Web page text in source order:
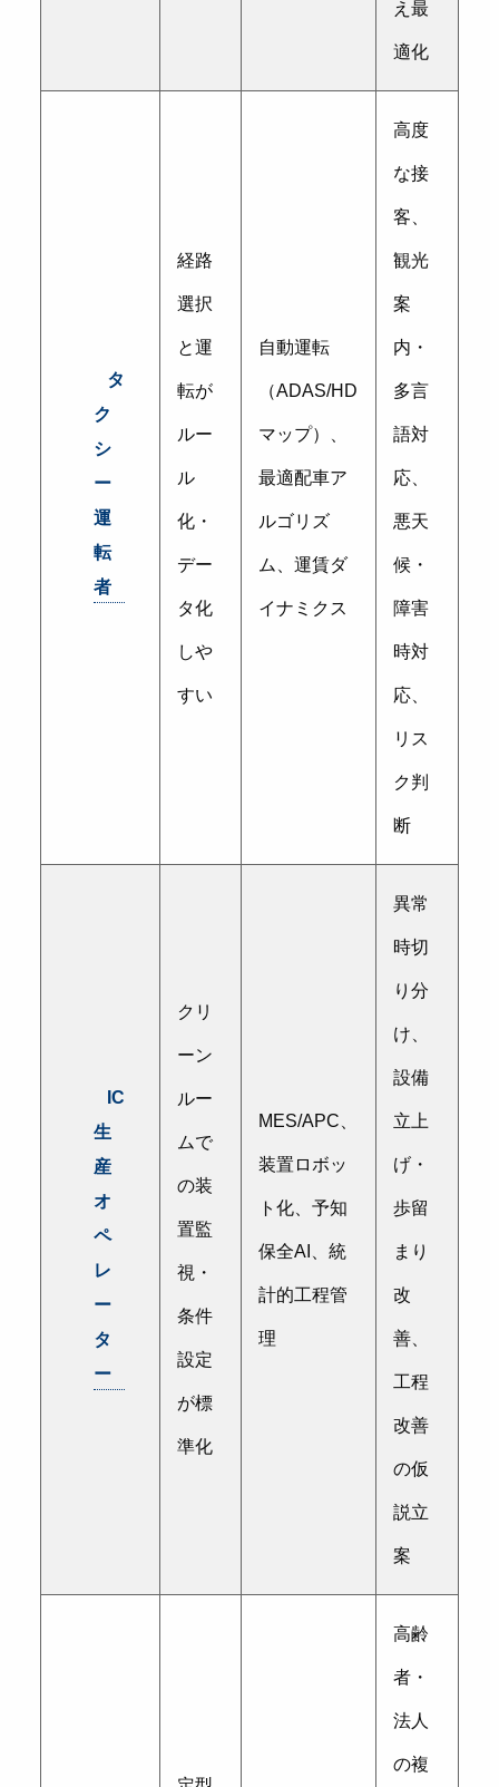
え最
適化
タ
ク
シ
ー
運
転
者
経路
選択
と運
転が
ルー
ル
化・
デー
タ化
しや
すい
自動運転
（ADAS/HD
マップ）、
最適配車ア
ルゴリズ
ム、運賃ダ
イナミクス
高度
な接
客、
観光
案
内・
多言
語対
応、
悪天
候・
障害
時対
応、
リス
ク判
断
IC
生
産
オ
ペ
レ
ー
タ
ー
クリ
ーン
ルー
ムで
の装
置監
視・
条件
設定
が標
準化
MES/APC、
装置ロボッ
ト化、予知
保全AI、統
計的工程管
理
異常
時切
り分
け、
設備
立上
げ・
歩留
まり
改
善、
工程
改善
の仮
説立
案
高齢
者・
法人
の複